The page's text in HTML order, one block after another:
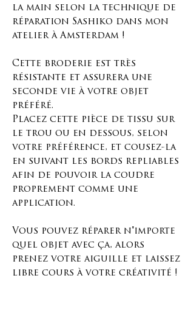
la main selon la technique de
réparation Sashiko dans mon
atelier à Amsterdam !
Cette broderie est très
résistante et assurera une
seconde vie à votre objet
préféré.
Placez cette pièce de tissu sur
le trou ou en dessous, selon
votre préférence, et cousez-la
en suivant les bords repliables
afin de pouvoir la coudre
proprement comme une
application.
Vous pouvez réparer n'importe
quel objet avec ça, alors
prenez votre aiguille et laissez
libre cours à votre créativité !